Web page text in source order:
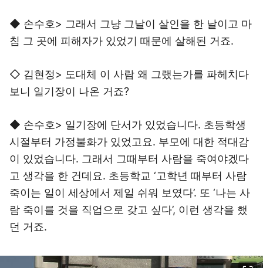
◆ 손수호> 그래서 그냥 그날이 살인을 한 날이고 마
침 그 곳에 피해자가 있었기 때문에 살해된 거죠.
◇ 김현정> 도대체 이 사람 왜 그랬는가를 파헤치다
보니 일기장이 나온 거죠?
◆ 손수호> 일기장에 단서가 있었습니다. 초등학생
시절부터 가정불화가 있었고요. 부모에 대한 적대감
이 있었습니다. 그래서 그때부터 사람을 죽여야겠다
고 생각을 한 건데요. 초등학교 ‘고학년 때부터 사람
죽이는 일이 세상에서 제일 쉬워 보였다’. 또 ‘나는 사
람 죽이를 것을 직업으로 갖고 싶다’, 이런 생각을 했
던 거죠.